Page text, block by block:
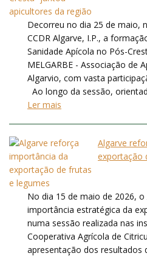
Decorreu no dia 25 de maio,
CCDR Algarve, I.P., a
Sanidade Apícola no Pós-
MELGARBE - Associação de
Algarvio, com vasta
Ao longo da sessão,
Ler mais
Algarve
exportação
No dia 15 de maio de 2026,
importância estratégica da
numa sessão realizada nas
Cooperativa Agrícola de
apresentação dos